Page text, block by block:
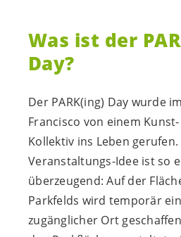
Was ist der
Day?
Der PARK(ing) Day wurde
Francisco von einem
Kollektiv ins Leben gerufen.
Veranstaltungs-Idee ist so
überzeugend: Auf der
Parkfelds wird temporär
zugänglicher Ort